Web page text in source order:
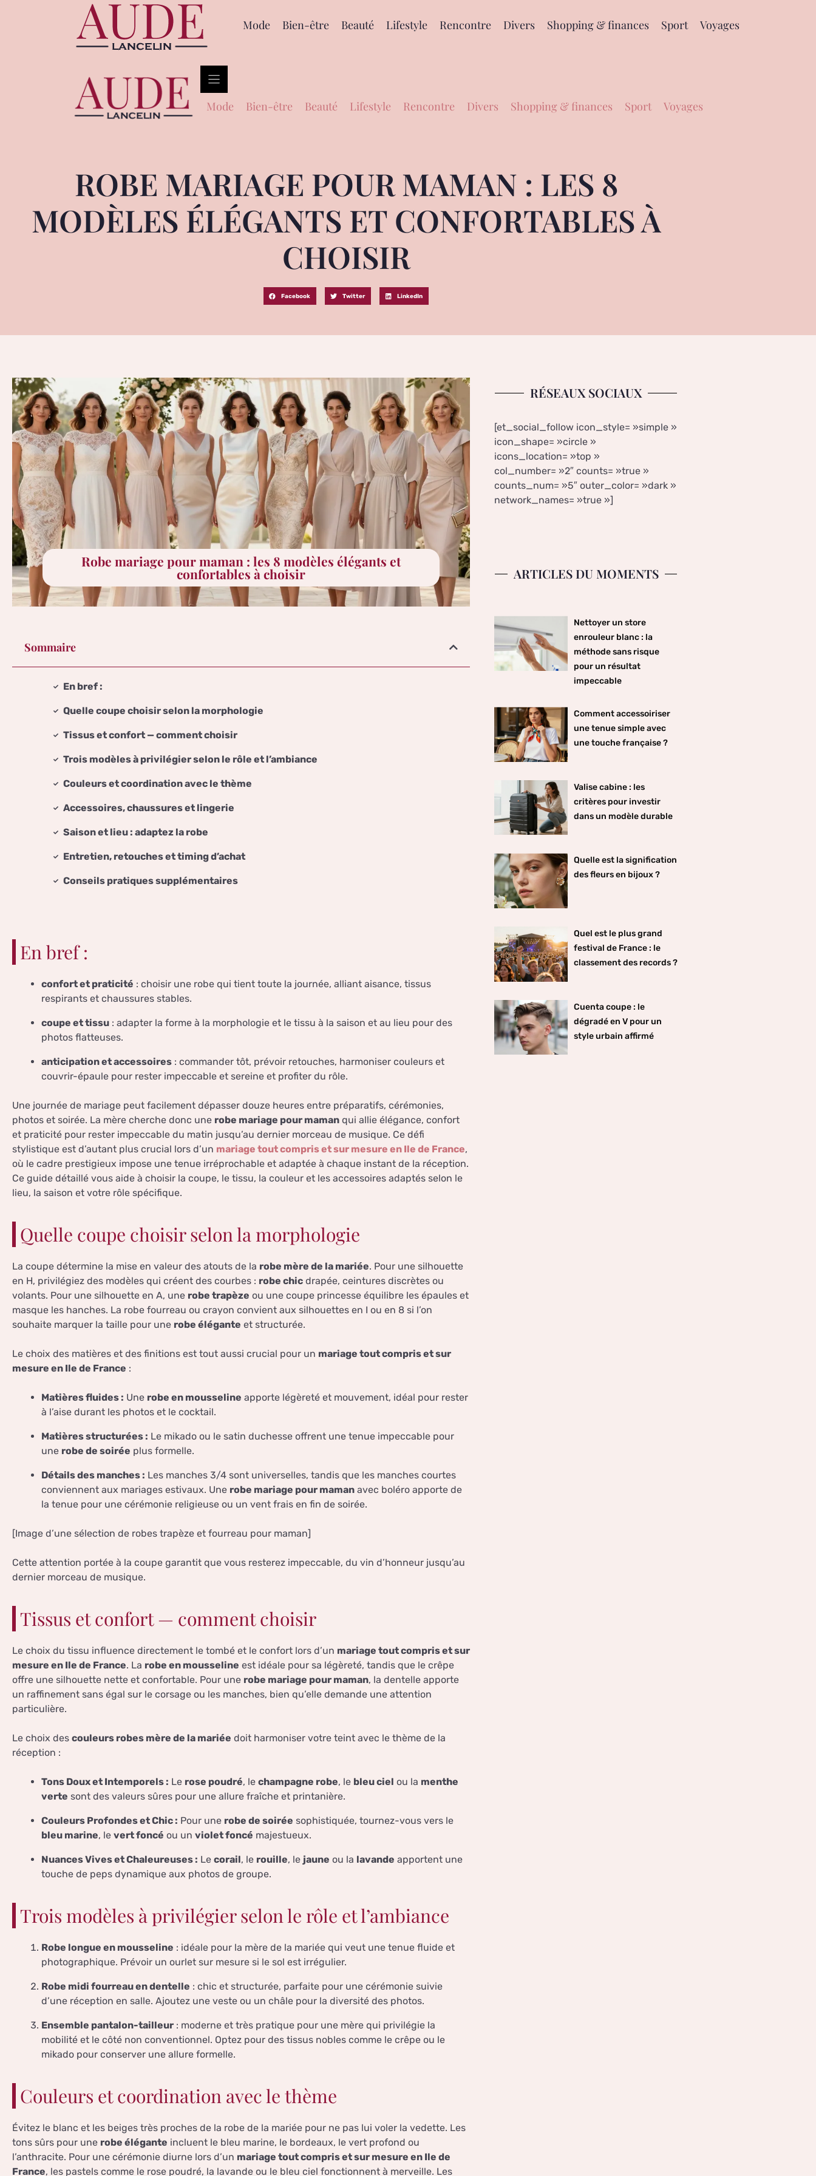
Mode Bien-être Beauté Lifestyle Rencontre Divers Shopping & finances Sport Voyages
Mode Bien-être Beauté Lifestyle Rencontre Divers Shopping & finances Sport Voyages
ROBE MARIAGE POUR MAMAN : LES 8
MODÈLES ÉLÉGANTS ET CONFORTABLES À
CHOISIR
Facebook Twitter LinkedIn
Robe mariage pour maman : les 8 modèles élégants et
confortables à choisir
Sommaire
En bref :
Quelle coupe choisir selon la morphologie
Tissus et confort — comment choisir
Trois modèles à privilégier selon le rôle et l’ambiance
Couleurs et coordination avec le thème
Accessoires, chaussures et lingerie
Saison et lieu : adaptez la robe
Entretien, retouches et timing d’achat
Conseils pratiques supplémentaires
En bref :
confort et praticité : choisir une robe qui tient toute la journée, alliant aisance, tissus
respirants et chaussures stables.
coupe et tissu : adapter la forme à la morphologie et le tissu à la saison et au lieu pour des
photos flatteuses.
anticipation et accessoires : commander tôt, prévoir retouches, harmoniser couleurs et
couvrir-épaule pour rester impeccable et sereine et profiter du rôle.
Une journée de mariage peut facilement dépasser douze heures entre préparatifs, cérémonies,
photos et soirée. La mère cherche donc une robe mariage pour maman qui allie élégance, confort
et praticité pour rester impeccable du matin jusqu’au dernier morceau de musique. Ce défi
stylistique est d’autant plus crucial lors d’un mariage tout compris et sur mesure en Ile de France,
où le cadre prestigieux impose une tenue irréprochable et adaptée à chaque instant de la réception.
Ce guide détaillé vous aide à choisir la coupe, le tissu, la couleur et les accessoires adaptés selon le
lieu, la saison et votre rôle spécifique.
Quelle coupe choisir selon la morphologie
La coupe détermine la mise en valeur des atouts de la robe mère de la mariée. Pour une silhouette
en H, privilégiez des modèles qui créent des courbes : robe chic drapée, ceintures discrètes ou
volants. Pour une silhouette en A, une robe trapèze ou une coupe princesse équilibre les épaules et
masque les hanches. La robe fourreau ou crayon convient aux silhouettes en I ou en 8 si l’on
souhaite marquer la taille pour une robe élégante et structurée.
Le choix des matières et des finitions est tout aussi crucial pour un mariage tout compris et sur
mesure en Ile de France :
Matières fluides : Une robe en mousseline apporte légèreté et mouvement, idéal pour rester
à l’aise durant les photos et le cocktail.
Matières structurées : Le mikado ou le satin duchesse offrent une tenue impeccable pour
une robe de soirée plus formelle.
Détails des manches : Les manches 3/4 sont universelles, tandis que les manches courtes
conviennent aux mariages estivaux. Une robe mariage pour maman avec boléro apporte de
la tenue pour une cérémonie religieuse ou un vent frais en fin de soirée.
[Image d’une sélection de robes trapèze et fourreau pour maman]
Cette attention portée à la coupe garantit que vous resterez impeccable, du vin d’honneur jusqu’au
dernier morceau de musique.
Tissus et confort — comment choisir
Le choix du tissu influence directement le tombé et le confort lors d’un mariage tout compris et sur
mesure en Ile de France. La robe en mousseline est idéale pour sa légèreté, tandis que le crêpe
offre une silhouette nette et confortable. Pour une robe mariage pour maman, la dentelle apporte
un raffinement sans égal sur le corsage ou les manches, bien qu’elle demande une attention
particulière.
Le choix des couleurs robes mère de la mariée doit harmoniser votre teint avec le thème de la
réception :
Tons Doux et Intemporels : Le rose poudré, le champagne robe, le bleu ciel ou la menthe
verte sont des valeurs sûres pour une allure fraîche et printanière.
Couleurs Profondes et Chic : Pour une robe de soirée sophistiquée, tournez-vous vers le
bleu marine, le vert foncé ou un violet foncé majestueux.
Nuances Vives et Chaleureuses : Le corail, le rouille, le jaune ou la lavande apportent une
touche de peps dynamique aux photos de groupe.
Trois modèles à privilégier selon le rôle et l’ambiance
Robe longue en mousseline : idéale pour la mère de la mariée qui veut une tenue fluide et
photographique. Prévoir un ourlet sur mesure si le sol est irrégulier.
Robe midi fourreau en dentelle : chic et structurée, parfaite pour une cérémonie suivie
d’une réception en salle. Ajoutez une veste ou un châle pour la diversité des photos.
Ensemble pantalon-tailleur : moderne et très pratique pour une mère qui privilégie la
mobilité et le côté non conventionnel. Optez pour des tissus nobles comme le crêpe ou le
mikado pour conserver une allure formelle.
Couleurs et coordination avec le thème
Évitez le blanc et les beiges très proches de la robe de la mariée pour ne pas lui voler la vedette. Les
tons sûrs pour une robe élégante incluent le bleu marine, le bordeaux, le vert profond ou
l’anthracite. Pour une cérémonie diurne lors d’un mariage tout compris et sur mesure en Ile de
France, les pastels comme le rose poudré, la lavande ou le bleu ciel fonctionnent à merveille. Les
RÉSEAUX SOCIAUX
[et_social_follow icon_style= »simple »
icon_shape= »circle »
icons_location= »top »
col_number= »2″ counts= »true »
counts_num= »5″ outer_color= »dark »
network_names= »true »]
ARTICLES DU MOMENTS
Nettoyer un store
enrouleur blanc : la
méthode sans risque
pour un résultat
impeccable
Comment accessoiriser
une tenue simple avec
une touche française ?
Valise cabine : les
critères pour investir
dans un modèle durable
Quelle est la signification
des fleurs en bijoux ?
Quel est le plus grand
festival de France : le
classement des records ?
Cuenta coupe : le
dégradé en V pour un
style urbain affirmé